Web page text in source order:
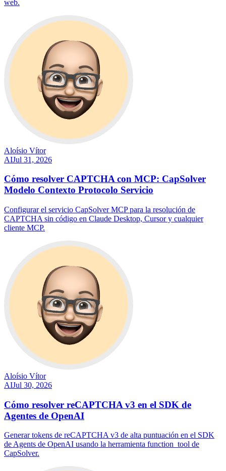
web.
Aloísio Vítor
AIJul 31, 2026
Cómo resolver CAPTCHA con MCP: CapSolver
Modelo Contexto Protocolo Servicio
Configurar el servicio CapSolver MCP para la resolución de
CAPTCHA sin código en Claude Desktop, Cursor y cualquier
cliente MCP.
Aloísio Vítor
AIJul 30, 2026
Cómo resolver reCAPTCHA v3 en el SDK de
Agentes de OpenAI
Generar tokens de reCAPTCHA v3 de alta puntuación en el SDK
de Agents de OpenAI usando la herramienta function_tool de
CapSolver.